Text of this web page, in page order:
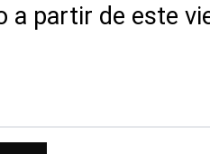
a partir de este